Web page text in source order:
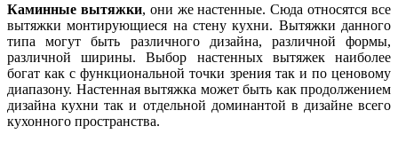
Каминные вытяжки, они же настенные. Сюда относятся все
вытяжки монтирующиеся на стену кухни. Вытяжки данного
типа могут быть различного дизайна, различной формы,
различной ширины. Выбор настенных вытяжек наиболее
богат как с функциональной точки зрения так и по ценовому
диапазону. Настенная вытяжка может быть как продолжением
дизайна кухни так и отдельной доминантой в дизайне всего
кухонного пространства.